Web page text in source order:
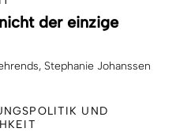
der einzige
Stephanie Johanssen
UND